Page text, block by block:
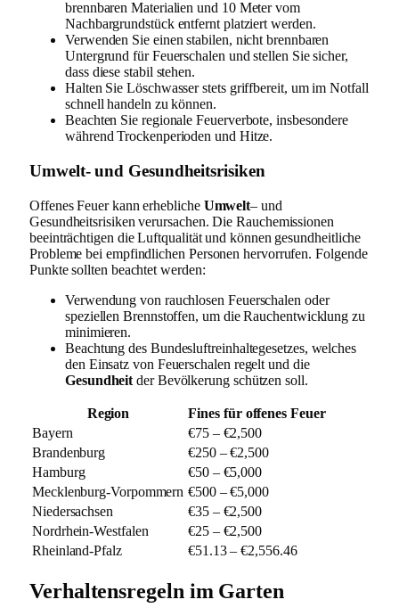
brennbaren Materialien und 10 Meter vom
Nachbargrundstück entfernt platziert werden.
Verwenden Sie einen stabilen, nicht brennbaren
Untergrund für Feuerschalen und stellen Sie sicher,
dass diese stabil stehen.
Halten Sie Löschwasser stets griffbereit, um im Notfall
schnell handeln zu können.
Beachten Sie regionale Feuerverbote, insbesondere
während Trockenperioden und Hitze.
Umwelt- und Gesundheitsrisiken
Offenes Feuer kann erhebliche Umwelt– und
Gesundheitsrisiken verursachen. Die Rauchemissionen
beeinträchtigen die Luftqualität und können gesundheitliche
Probleme bei empfindlichen Personen hervorrufen. Folgende
Punkte sollten beachtet werden:
Verwendung von rauchlosen Feuerschalen oder
speziellen Brennstoffen, um die Rauchentwicklung zu
minimieren.
Beachtung des Bundesluftreinhaltegesetzes, welches
den Einsatz von Feuerschalen regelt und die
Gesundheit der Bevölkerung schützen soll.
Region
Fines für offenes Feuer
Bayern
€75 – €2,500
Brandenburg
€250 – €2,500
Hamburg
€50 – €5,000
Mecklenburg-Vorpommern €500 – €5,000
Niedersachsen
€35 – €2,500
Nordrhein-Westfalen
€25 – €2,500
Rheinland-Pfalz
€51.13 – €2,556.46
Verhaltensregeln im Garten